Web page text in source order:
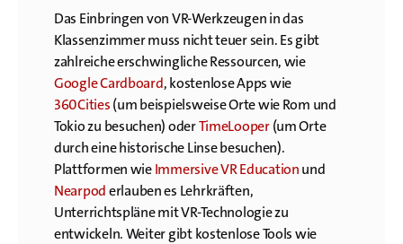
Das Einbringen von VR-Werkzeugen in das
Klassenzimmer muss nicht teuer sein. Es gibt
zahlreiche erschwingliche Ressourcen, wie
Google Cardboard, kostenlose Apps wie
360Cities(um beispielsweise Orte wie Rom und
Tokio zu besuchen) oderTimeLooper(um Orte
durch eine historische Linse besuchen).
Plattformen wieImmersive VR Educationund
Nearpoderlauben es Lehrkräften,
Unterrichtspläne mit VR-Technologie zu
entwickeln. Weiter gibt kostenlose Tools wie